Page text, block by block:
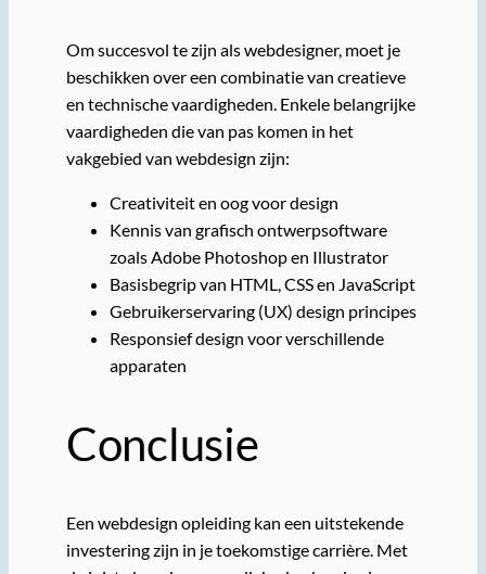
Om succesvol te zijn als webdesigner, moet je
beschikken over een combinatie van creatieve
en technische vaardigheden. Enkele belangrijke
vaardigheden die van pas komen in het
vakgebied van webdesign zijn:
Creativiteit en oog voor design
Kennis van grafisch ontwerpsoftware
zoals Adobe Photoshop en Illustrator
Basisbegrip van HTML, CSS en JavaScript
Gebruikerservaring (UX) design principes
Responsief design voor verschillende
apparaten
Conclusie
Een webdesign opleiding kan een uitstekende
investering zijn in je toekomstige carrière. Met